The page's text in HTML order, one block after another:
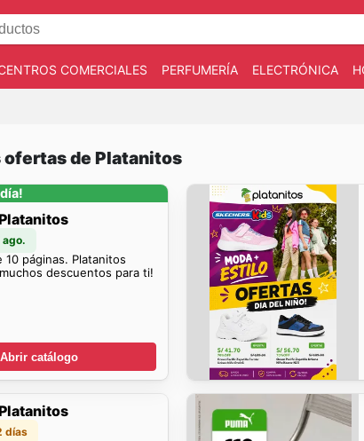
COMERCIALES PERFUMERÍA ELECTRÓNICA
de Platanitos
ago.
páginas. Platanitos
descuentos para ti!
Abrir catálogo
días